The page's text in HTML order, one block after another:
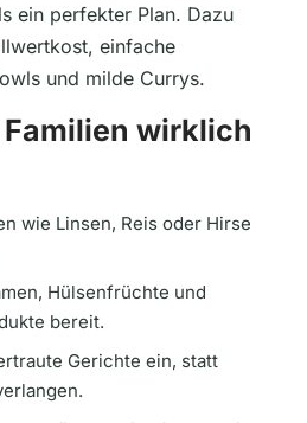
ein perfekter Plan. Dazu
einfache
und milde Currys.
wirklich
wie Linsen, Reis oder Hirse
Hülsenfrüchte und
bereit.
Gerichte ein, statt